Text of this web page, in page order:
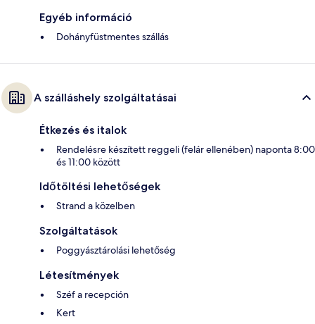
Egyéb információ
Dohányfüstmentes szállás
A szálláshely szolgáltatásai
Étkezés és italok
Rendelésre készített reggeli (felár ellenében) naponta 8:00
és 11:00 között
Időtöltési lehetőségek
Strand a közelben
Szolgáltatások
Poggyásztárolási lehetőség
Létesítmények
Széf a recepción
Kert